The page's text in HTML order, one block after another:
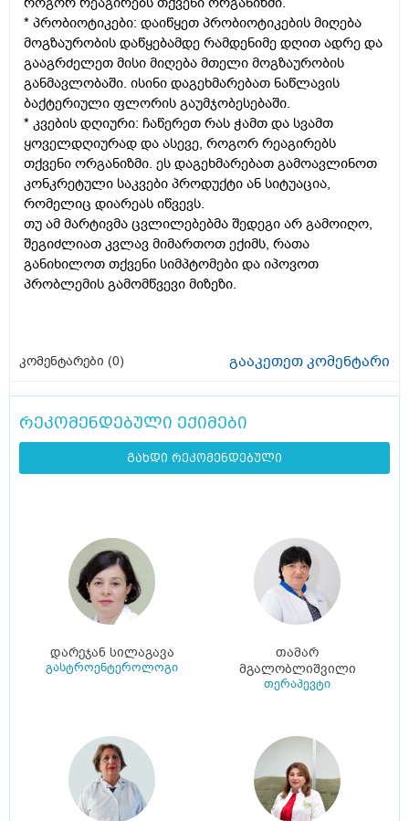
* პრობიოტიკები: დაიწყეთ პრობიოტიკების მიღება
მოგზაურობის დაწყებამდე რამდენიმე დღით ადრე და
გააგრძელეთ მისი მიღება მთელი მოგზაურობის
განმავლობაში. ისინი დაგეხმარებათ ნაწლავის
ბაქტერიული ფლორის გაუმჯობესებაში.
* კვების დღიური: ჩაწერეთ რას ჭამთ და სვამთ
ყოველდღიურად და ასევე, როგორ რეაგირებს
თქვენი ორგანიზმი. ეს დაგეხმარებათ გამოავლინოთ
კონკრეტული საკვები პროდუქტი ან სიტუაცია,
რომელიც დიარეას იწვევს.
თუ ამ მარტივმა ცვლილებებმა შედეგი არ გამოიღო,
შეგიძლიათ კვლავ მიმართოთ ექიმს, რათა
განიხილოთ თქვენი სიმპტომები და იპოვოთ
პრობლემის გამომწვევი მიზეზი.
კომენტარები (0) გააკეთეთ კომენტარი
რეკომენდებული ექიმები
გახდი რეკომენდებული
დარეჯან სილაგავა
გასტროენტეროლოგი
თამარ
მგალობლიშვილი
თერაპევტი